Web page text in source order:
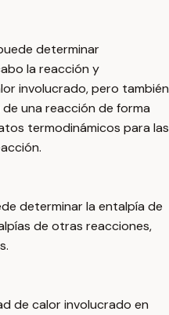
determinar
la reacción y
involucrado, pero también
una reacción de forma
termodinámicos para las
determinar la entalpía de
de otras reacciones,
de calor involucrado en